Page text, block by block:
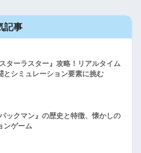
記事
ターラスター』攻略！リアルタイム
とシミュレーション要素に挑む
ックマン』の歴史と特徴、懐かしの
ンゲーム